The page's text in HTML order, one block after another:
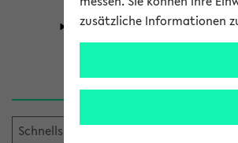
Universität
zusätzliche Informationen